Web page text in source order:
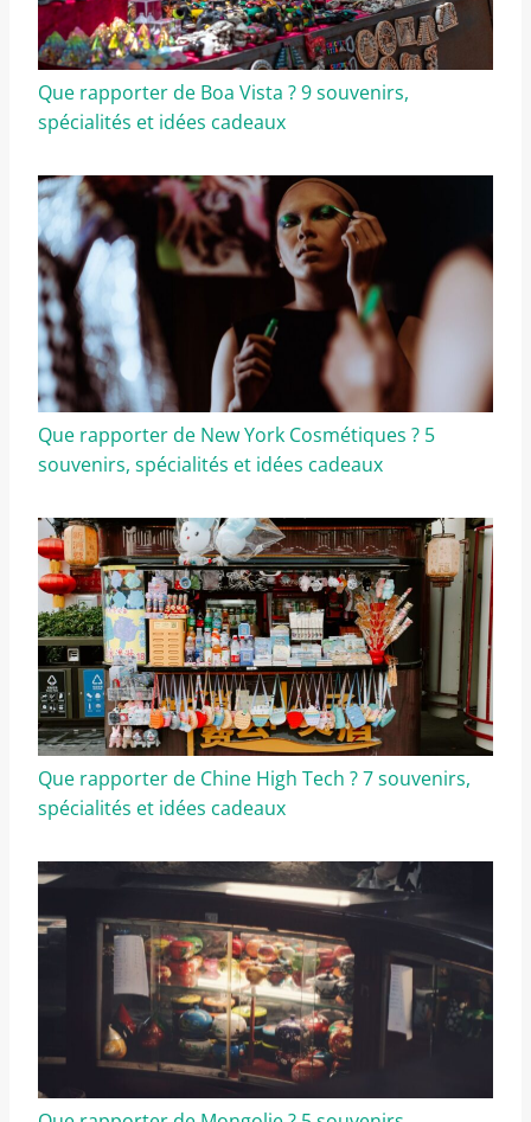
Que rapporter de Boa Vista ? 9 souvenirs,
spécialités et idées cadeaux
Que rapporter de New York Cosmétiques ? 5
souvenirs, spécialités et idées cadeaux
Que rapporter de Chine High Tech ? 7 souvenirs,
spécialités et idées cadeaux